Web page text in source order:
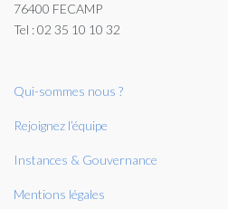
76400 FECAMP
Tel : 02 35 10 10 32
Qui-sommes nous ?
Rejoignez l’équipe
Instances & Gouvernance
Mentions légales